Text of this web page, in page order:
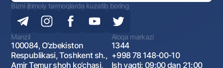
Bizni ijtimoiy tarmoqlarda kuzatib boring
Manzil
100084, O‘zbekiston
Respublikasi, Toshkent sh.,
Amir Temur shoh ko‘chasi,
Aloqa markazi
1344
+998 78 148-00-10
Ish vaqti: 09:00 dan 21:00